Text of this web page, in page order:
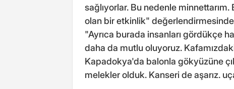
sağlıyorlar. Bu nedenle
olan bir etkinlik"
"Ayrıca burada insanları gördükçe
daha da mutlu oluyoruz.
Kapadokya'da balonla gökyüzüne
melekler olduk. Kanseri de aşarız.